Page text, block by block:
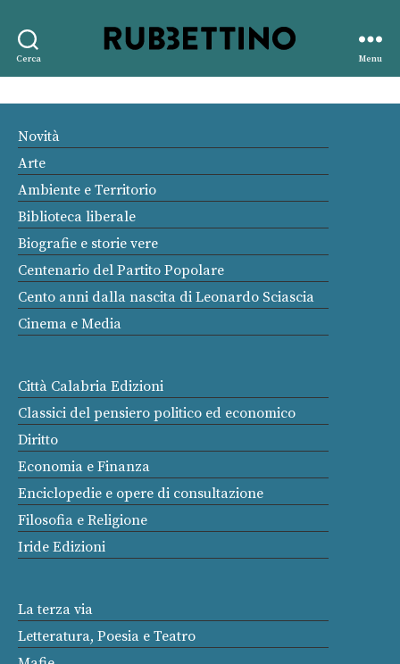
Cerca
editore
Menu
Novità
Arte
Ambiente e Territorio
Biblioteca liberale
Biografie e storie vere
Centenario del Partito Popolare
Cento anni dalla nascita di Leonardo Sciascia
Cinema e Media
Città Calabria Edizioni
Classici del pensiero politico ed economico
Diritto
Economia e Finanza
Enciclopedie e opere di consultazione
Filosofia e Religione
Iride Edizioni
La terza via
Letteratura, Poesia e Teatro